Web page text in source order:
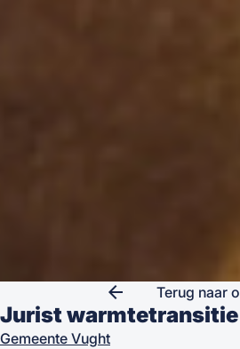
arrow_back Terug naar
Jurist warmtetransitie
Gemeente Vught